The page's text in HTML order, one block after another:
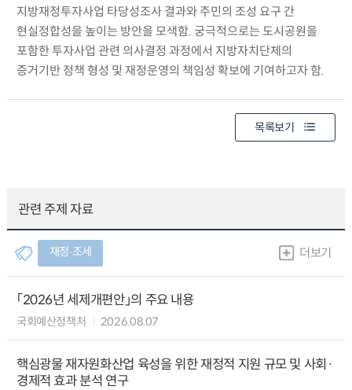
지방재정투자사업 타당성조사 결과와 주민의 조성 요구 간
현실정합성을 높이는 방안을 모색함. 궁극적으로는 도시공원을
포함한 투자사업 관련 의사결정 과정에서 지방자치단체의
증거기반 정책 형성 및 재정운영의 책임성 확보에 기여하고자 함.
목록보기
관련 주제 자료
재정∙조세 더보기
「2026년 세제개편안」의 주요 내용
국회예산정책처 2026.08.07
핵심광물 재자원화산업 육성을 위한 재정적 지원 규모 및 사회·
경제적 효과 분석 연구